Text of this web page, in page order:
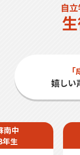
自
嬉しい
南中
年生